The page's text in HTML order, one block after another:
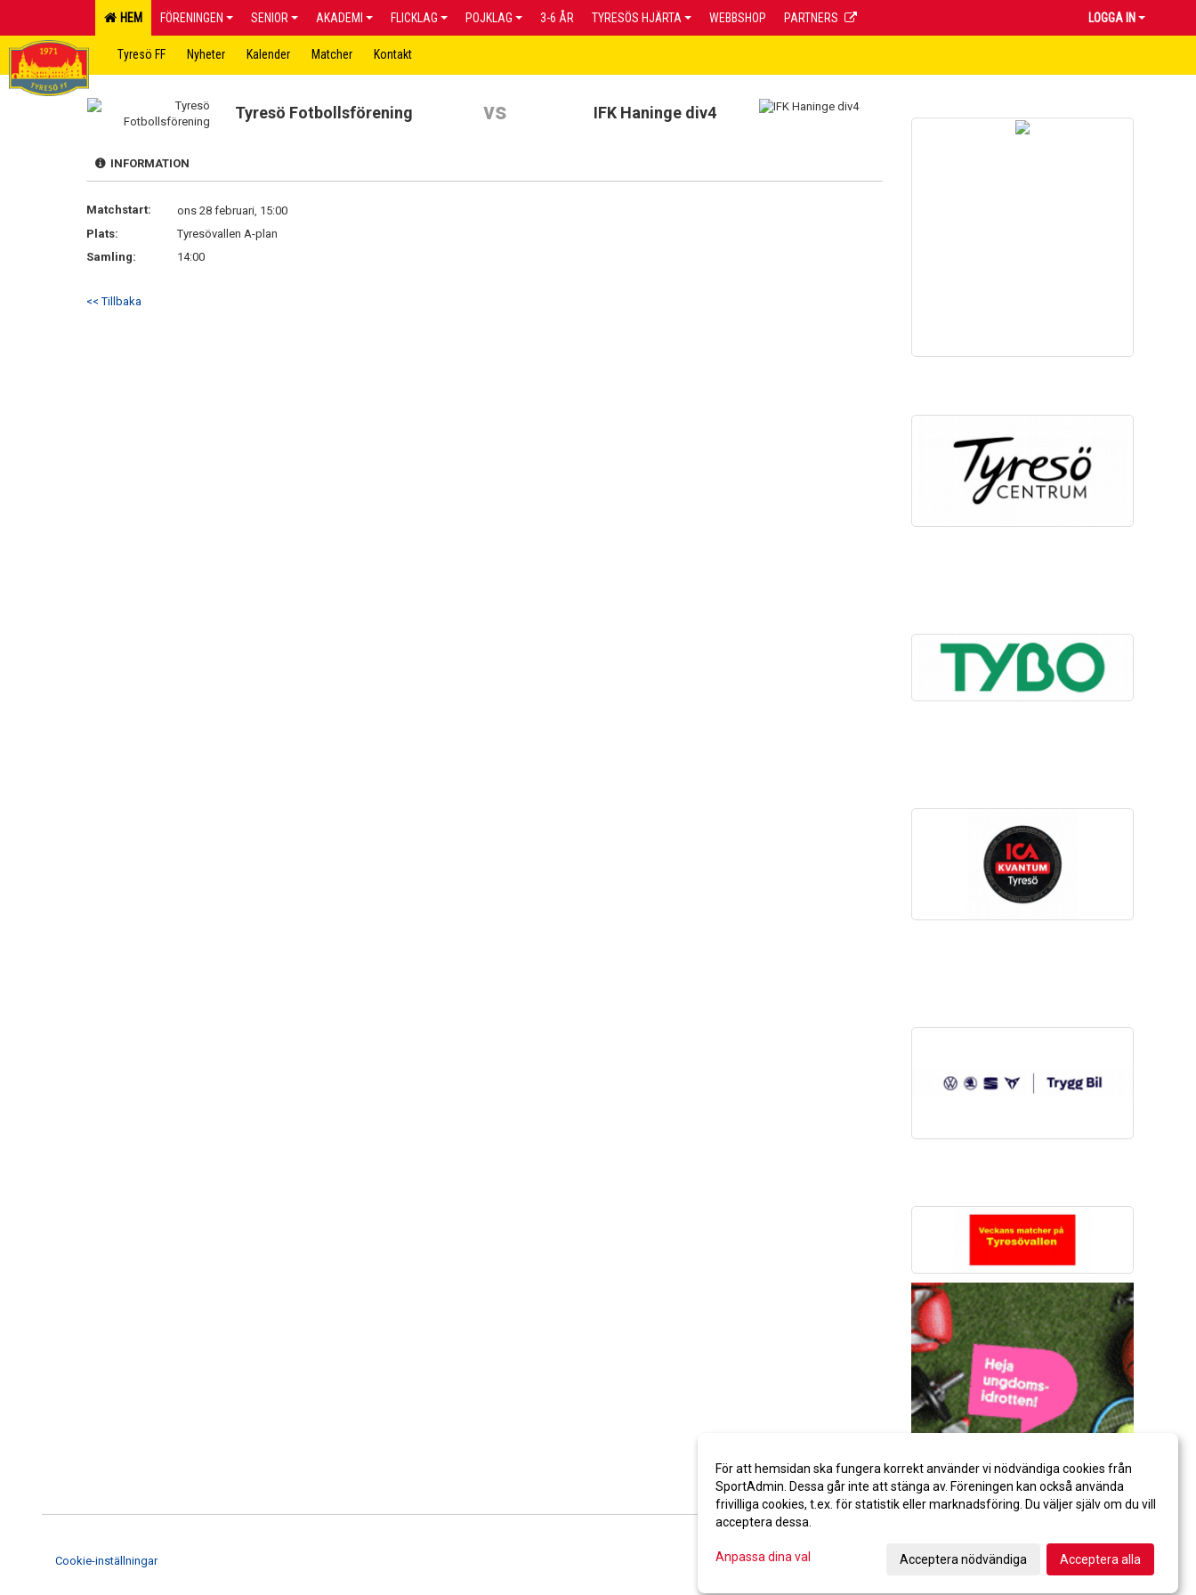
HEM FÖRENINGEN SENIOR AKADEMI FLICKLAG POJKLAG 3-6 ÅR TYRESÖS HJÄRTA WEBBSHOP PARTNERS LOGGA IN
Tyresö FF Nyheter Kalender Matcher Kontakt
Tyresö Fotbollsförening vs IFK Haninge div4
INFORMATION
Matchstart:
ons 28 februari, 15:00
Plats:
Tyresövallen A-plan
Samling:
14:00
<< Tillbaka
Cookie-inställningar
För att hemsidan ska fungera korrekt använder vi nödvändiga cookies från
SportAdmin. Dessa går inte att stänga av. Föreningen kan också använda
frivilliga cookies, t.ex. för statistik eller marknadsföring. Du väljer själv om du vill
acceptera dessa.
Anpassa dina val Acceptera nödvändiga Acceptera alla